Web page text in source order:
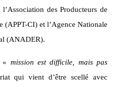
des Producteurs de
(APPT-CI) et l’Agence Nationale
(ANADER).
« mission est difficile, mais pas
qui vient d’être scellé avec